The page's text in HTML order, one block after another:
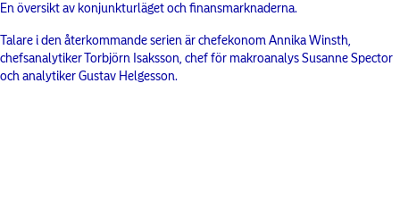
En översikt av konjunkturläget och finansmarknaderna.
Talare i den återkommande serien är chefekonom Annika Winsth,
chefsanalytiker Torbjörn Isaksson, chef för makroanalys Susanne Spector
och analytiker Gustav Helgesson.